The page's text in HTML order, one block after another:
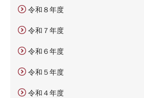
令和８年度
令和７年度
令和６年度
令和５年度
令和４年度